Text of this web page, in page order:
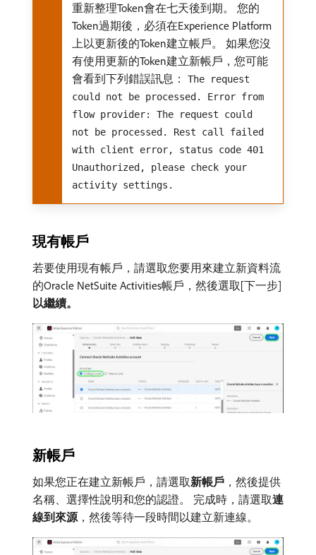
重新整理Token會在七天後到期。 您的
Token過期後，必須在Experience Platform
上以更新後的Token建立帳戶。 如果您沒
有使用更新的Token建立新帳戶，您可能
會看到下列錯誤訊息：
The request
could not be processed. Error from
flow provider: The request could
not be processed. Rest call failed
with client error, status code 401
Unauthorized, please check your
activity settings.
現有帳戶
若要使用現有帳戶，請選取您要用來建立新資料流
的Oracle NetSuite Activities帳戶，然後選取[下一步]
以繼續。
新帳戶
如果您正在建立新帳戶，請選取​新帳戶 ，然後提供
名稱、選擇性說明和您的認證。 完成時，請選取​連
線到來源，然後等待一段時間以建立新連線。